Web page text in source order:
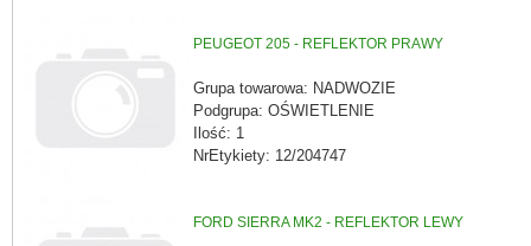
PEUGEOT 205 - REFLEKTOR PRAWY
Grupa towarowa: NADWOZIE
Podgrupa: OŚWIETLENIE
Ilość: 1
NrEtykiety: 12/204747
FORD SIERRA MK2 - REFLEKTOR LEWY